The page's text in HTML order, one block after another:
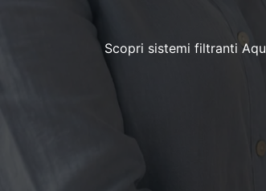
Scopri sistemi filtranti